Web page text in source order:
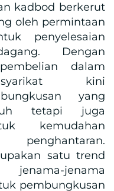
kadbod berkerut
oleh permintaan
penyelesaian
Dengan
dalam
syarikat kini
yang
tetapi juga
kemudahan
penghantaran.
satu trend
jenama
pembungkusan